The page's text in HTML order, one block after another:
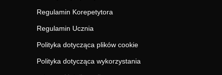
Regulamin Korepetytora
Regulamin Ucznia
Polityka dotycząca plików cookie
Polityka dotycząca wykorzystania